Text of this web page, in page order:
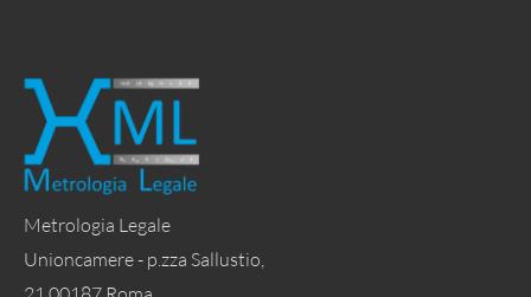
Metrologia Legale
Unioncamere - p.zza Sallustio,